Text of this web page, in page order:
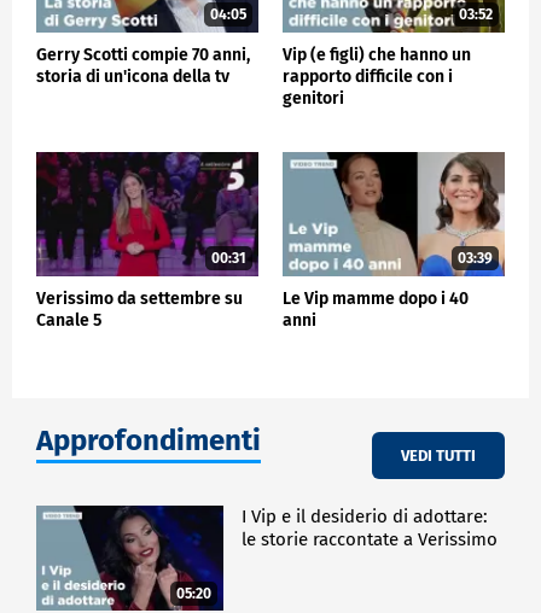
04:05
Gerry Scotti compie 70 anni,
storia di un'icona della tv
03:52
Vip (e figli) che hanno un
rapporto difficile con i
genitori
00:31
Verissimo da settembre su
Canale 5
03:39
Le Vip mamme dopo i 40
anni
Approfondimenti VEDI TUTTI
05:20
I Vip e il desiderio di adottare:
le storie raccontate a Verissimo